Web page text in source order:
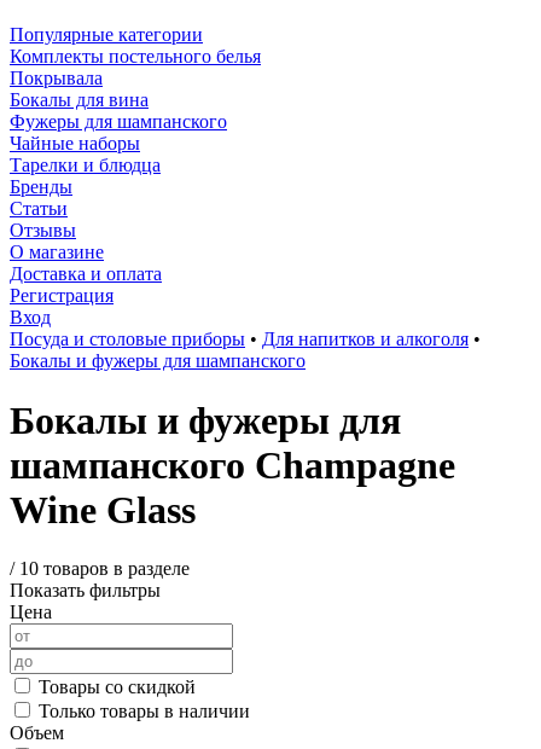
Популярные категории
Комплекты постельного белья
Покрывала
Бокалы для вина
Фужеры для шампанского
Чайные наборы
Тарелки и блюдца
Бренды
Статьи
Отзывы
О магазине
Доставка и оплата
Регистрация
Вход
Посуда и столовые приборы • Для напитков и алкоголя •
Бокалы и фужеры для шампанского
Бокалы и фужеры для
шампанского Champagne
Wine Glass
/ 10 товаров в разделе
Показать фильтры
Цена
Товары со скидкой
Только товары в наличии
Объем